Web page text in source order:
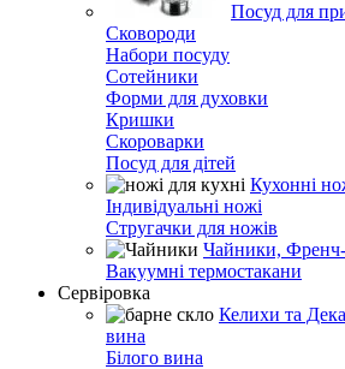
Посуд для
Сковороди
Набори посуду
Сотейники
Форми для духовки
Кришки
Скороварки
Посуд для дітей
Кухонні
Індивідуальні ножі
Стругачки для ножів
Чайники,
Вакуумні термостакани
Сервіровка
Келихи та
вина
Білого вина